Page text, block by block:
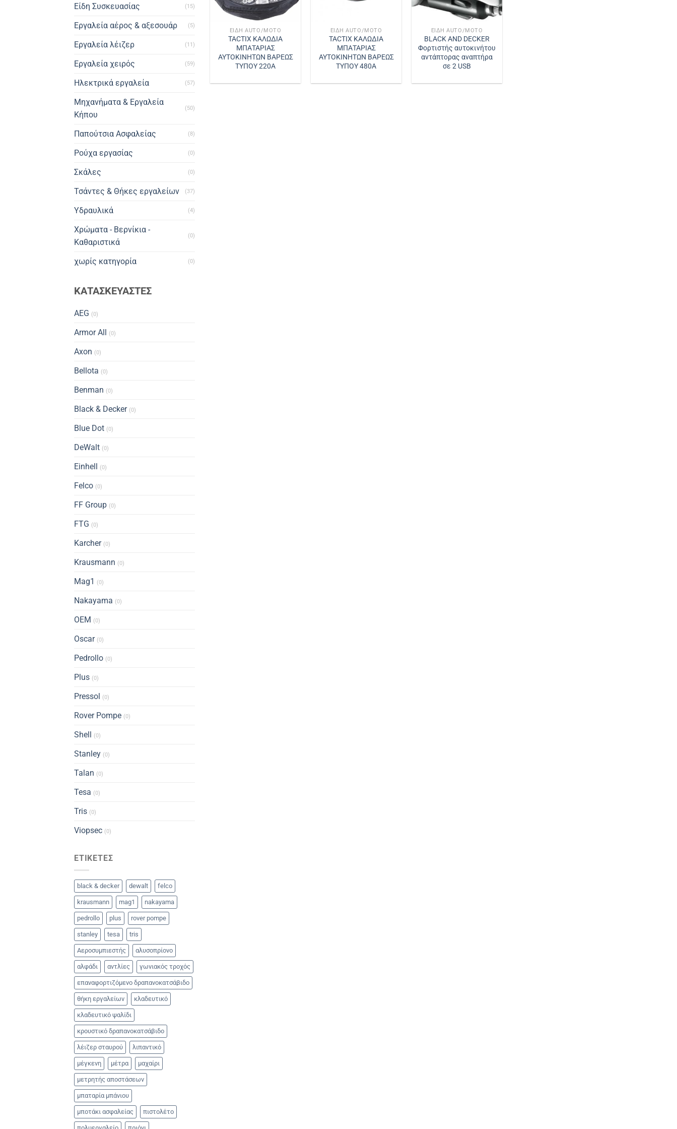
Είδη Συσκευασίας (15)
Εργαλεία αέρος & αξεσουάρ (5)
Εργαλεία λέιζερ (11)
Εργαλεία χειρός (59)
Ηλεκτρικά εργαλεία (57)
Μηχανήματα & Εργαλεία
Κήπου
(50)
Παπούτσια Ασφαλείας (8)
Ρούχα εργασίας (0)
Σκάλες (0)
Τσάντες & Θήκες εργαλείων (37)
Υδραυλικά (4)
Χρώματα - Βερνίκια -
Καθαριστικά
(0)
χωρίς κατηγορία (0)
ΚΑΤΑΣΚΕΥΑΣΤΕΣ
AEG (0)
Armor All (0)
Axon (0)
Bellota (0)
Benman (0)
Black & Decker (0)
Blue Dot (0)
DeWalt (0)
Einhell (0)
Felco (0)
FF Group (0)
FTG (0)
Karcher (0)
Krausmann (0)
Mag1 (0)
Nakayama (0)
OEM (0)
Oscar (0)
Pedrollo (0)
Plus (0)
Pressol (0)
Rover Pompe (0)
Shell (0)
Stanley (0)
Talan (0)
Tesa (0)
Tris (0)
Viopsec (0)
ΕΤΙΚΈΤΕΣ
black & decker dewalt felco
krausmann mag1 nakayama
pedrollo plus rover pompe
stanley tesa tris
Αεροσυμπιεστής αλυσοπρίονο
αλφάδι αντλίες γωνιακός τροχός
επαναφορτιζόμενο δραπανοκατσάβιδο
θήκη εργαλείων κλαδευτικό
κλαδευτικό ψαλίδι
κρουστικό δραπανοκατσάβιδο
λέιζερ σταυρού λιπαντικό
μέγκενη μέτρα μαχαίρι
μετρητής αποστάσεων
μπαταρία μπάνιου
μποτάκι ασφαλείας πιστολέτο
ΕΊΔΗ AUTO/MOTO
TACTIX ΚΑΛΩΔΙΑ
ΜΠΑΤΑΡΙΑΣ
ΑΥΤΟΚΙΝΗΤΩΝ ΒΑΡΕΩΣ
ΤΥΠΟΥ 220A
ΕΊΔΗ AUTO/MOTO
TACTIX ΚΑΛΩΔΙΑ
ΜΠΑΤΑΡΙΑΣ
ΑΥΤΟΚΙΝΗΤΩΝ ΒΑΡΕΩΣ
ΤΥΠΟΥ 480A
ΕΊΔΗ AUTO/MOTO
BLACK AND DECKER
Φορτιστής αυτοκινήτου
αντάπτορας αναπτήρα
σε 2 USB